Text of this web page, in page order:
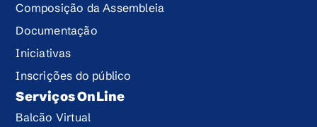
Composição da Assembleia
Documentação
Iniciativas
Inscrições do público
Serviços OnLine
Balcão Virtual